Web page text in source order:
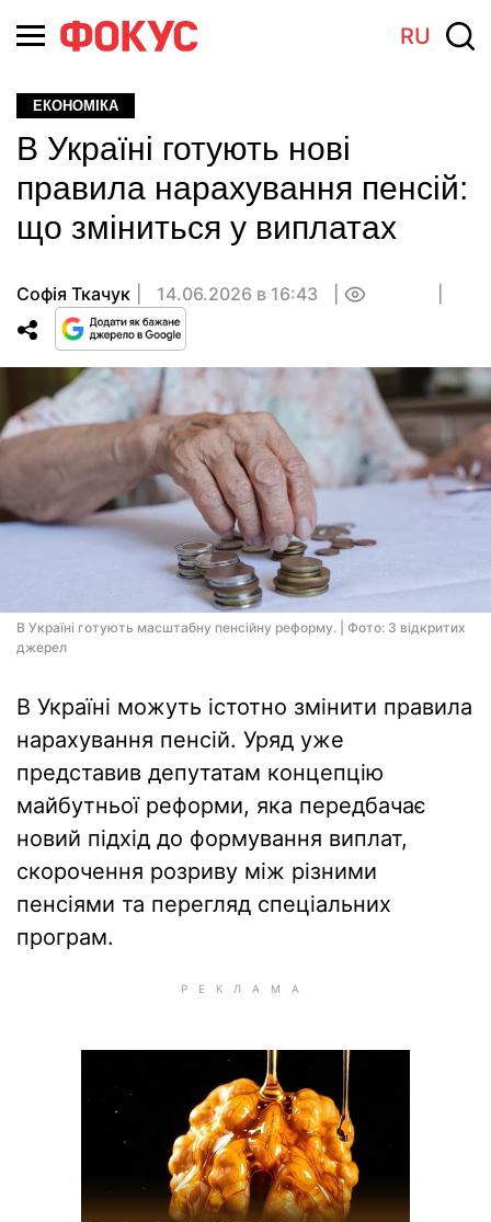
RU
ЕКОНОМІКА
В Україні готують нові
правила нарахування пенсій:
що зміниться у виплатах
Софія Ткачук 14.06.2026 в 16:43
В Україні готують масштабну пенсійну реформу. | Фото: З відкритих
джерел
В Україні можуть істотно змінити правила
нарахування пенсій. Уряд уже
представив депутатам концепцію
майбутньої реформи, яка передбачає
новий підхід до формування виплат,
скорочення розриву між різними
пенсіями та перегляд спеціальних
програм.